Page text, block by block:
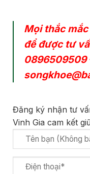
Mọi thắc
để được tư
0896509509
Đăng ký nhận tư
Vinh Gia cam kết